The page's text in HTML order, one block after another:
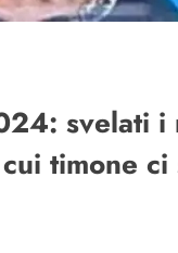
svelati i
timone ci